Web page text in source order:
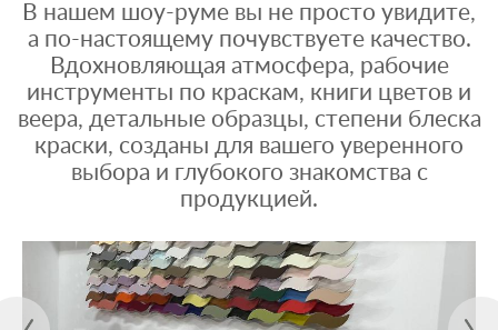
В нашем шоу-руме вы не просто увидите,
а по-настоящему почувствуете качество.
Вдохновляющая атмосфера, рабочие
инструменты по краскам, книги цветов и
веера, детальные образцы, степени блеска
краски, созданы для вашего уверенного
выбора и глубокого знакомства с
продукцией.